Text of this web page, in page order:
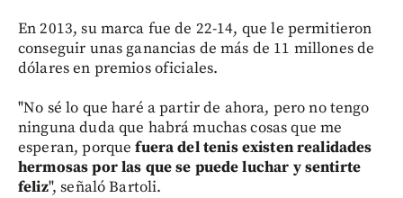
En 2013, su marca fue de 22-14, que le permitieron
conseguir unas ganancias de más de 11 millones de
dólares en premios oficiales.
"No sé lo que haré a partir de ahora, pero no tengo
ninguna duda que habrá muchas cosas que me
esperan, porquefuera del tenis existen realidades
hermosas por las que se puede luchar y sentirte
feliz", señaló Bartoli.